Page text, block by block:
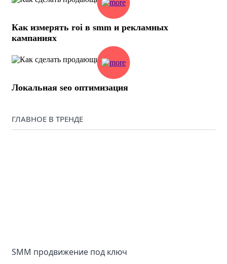
Как измерять roi в smm и рекламных
кампаниях
Локальная seo оптимизация
ГЛАВНОЕ В ТРЕНДЕ
SMM продвижение под ключ